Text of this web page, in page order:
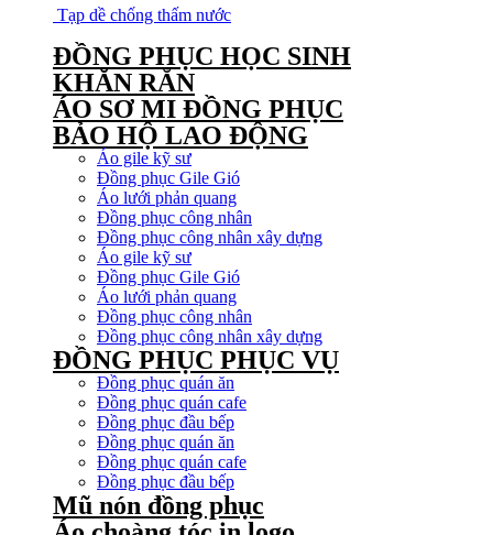
Tạp dề chống thấm nước
ĐỒNG PHỤC HỌC SINH
KHĂN RẰN
ÁO SƠ MI ĐỒNG PHỤC
BẢO HỘ LAO ĐỘNG
Áo gile kỹ sư
Đồng phục Gile Gió
Áo lưới phản quang
Đồng phục công nhân
Đồng phục công nhân xây dựng
Áo gile kỹ sư
Đồng phục Gile Gió
Áo lưới phản quang
Đồng phục công nhân
Đồng phục công nhân xây dựng
ĐỒNG PHỤC PHỤC VỤ
Đồng phục quán ăn
Đồng phục quán cafe
Đồng phục đầu bếp
Đồng phục quán ăn
Đồng phục quán cafe
Đồng phục đầu bếp
Mũ nón đồng phục